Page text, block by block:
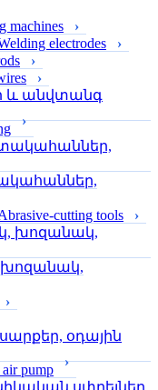
machines
electrodes
cutting tools
խոզանակ,
pump